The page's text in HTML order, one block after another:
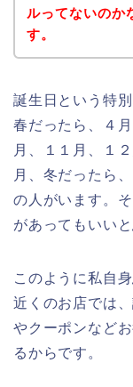
ルってないのか
す。
誕生日という特
春だったら、４
月、１１月、１
月、冬だったら
の人がいます。
があってもいい
このように私自
近くのお店では
やクーポンなど
るからです。